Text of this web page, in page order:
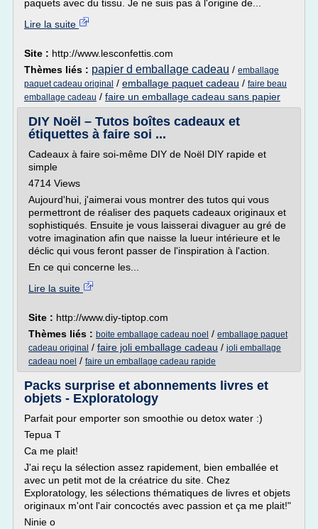
paquets avec du tissu. Je ne suis pas à l'origine de...
Lire la suite
Site : http://www.lesconfettis.com
Thèmes liés : papier d emballage cadeau / emballage
paquet cadeau original / emballage paquet cadeau / faire beau
emballage cadeau / faire un emballage cadeau sans papier
DIY Noël – Tutos boîtes cadeaux et
étiquettes à faire soi ...
Cadeaux à faire soi-même DIY de Noël DIY rapide et
simple
4714 Views
Aujourd'hui, j'aimerai vous montrer des tutos qui vous
permettront de réaliser des paquets cadeaux originaux et
sophistiqués. Ensuite je vous laisserai divaguer au gré de
votre imagination afin que naisse la lueur intérieure et le
déclic qui vous feront passer de l'inspiration à l'action.
En ce qui concerne les...
Lire la suite
Site : http://www.diy-tiptop.com
Thèmes liés : boite emballage cadeau noel / emballage paquet
cadeau original / faire joli emballage cadeau / joli emballage
cadeau noel / faire un emballage cadeau rapide
Packs surprise et abonnements livres et
objets - Exploratology
Parfait pour emporter son smoothie ou detox water :)
Tepua T
Ca me plait!
J'ai reçu la sélection assez rapidement, bien emballée et
avec un petit mot de la créatrice du site. Chez
Exploratology, les sélections thématiques de livres et objets
originaux m'ont l'air concoctés avec passion et ça me plait!"
Ninie o